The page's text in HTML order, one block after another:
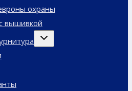
охраны
вышивкой
Переключить
дочернее